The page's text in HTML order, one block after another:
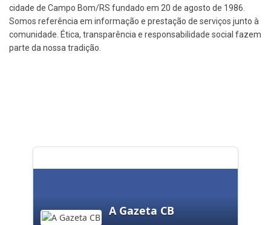
cidade de Campo Bom/RS fundado em 20 de agosto de 1986.
Somos referência em informação e prestação de serviços junto à
comunidade. Ética, transparência e responsabilidade social fazem
parte da nossa tradição.
A Gazeta CB